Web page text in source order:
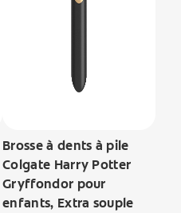
Brosse à dents à pile
Colgate Harry Potter
Gryffondor pour
enfants, Extra souple